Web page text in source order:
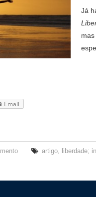
Já
Email
artigo liberdade;